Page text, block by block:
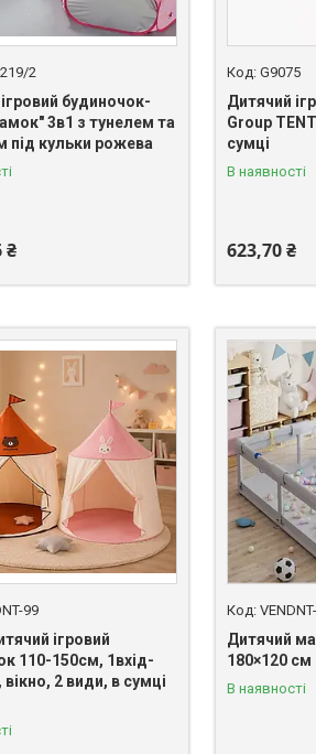
2
будиночок-
3в1 з тунелем та
під кульки рожева
₴
G9075
Дитячий
Group
сумці
В наявності
623,70 ₴
99
ігровий
110-150см, 1вхід-
вікно, 2 види, в сумці
Дитячий
180×120 см
В наявності